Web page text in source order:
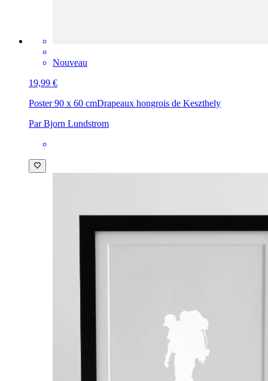
Nouveau
19,99 €
Poster 90 x 60 cmDrapeaux hongrois de Keszthely
Par Bjorn Lundstrom